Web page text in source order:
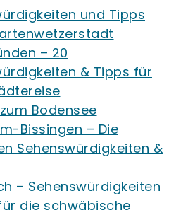
und Tipps
– 20
& Tipps für
Bodensee
Bissingen – Die
Sehenswürdigkeiten &
– Sehenswürdigkeiten
die schwäbische